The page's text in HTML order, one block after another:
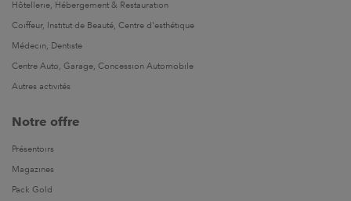
Hôtellerie, Hébergement & Restauration
Coiffeur, Institut de Beauté, Centre d'esthétique
Médecin, Dentiste
Centre Auto, Garage, Concession Automobile
Autres activités
Notre offre
Présentoirs
Magazines
Pack Gold